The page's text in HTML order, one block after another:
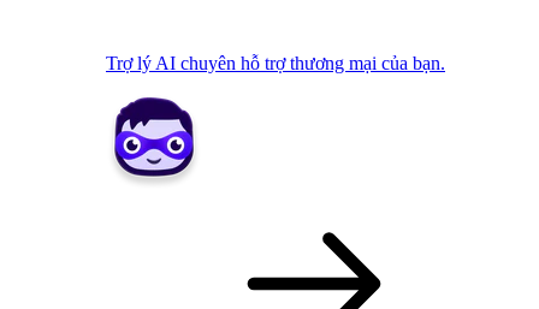
Trợ lý AI chuyên hỗ trợ thương mại của bạn.